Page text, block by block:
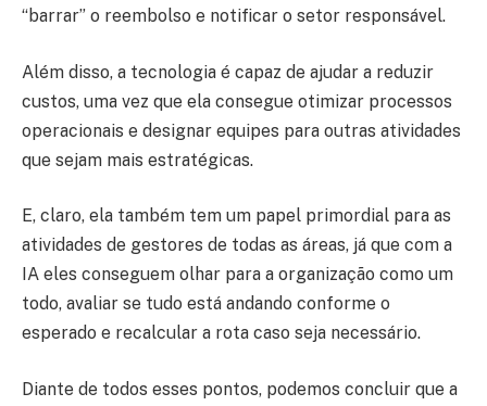
“barrar” o reembolso e notificar o setor responsável.
Além disso, a tecnologia é capaz de ajudar a reduzir
custos, uma vez que ela consegue otimizar processos
operacionais e designar equipes para outras atividades
que sejam mais estratégicas.
E, claro, ela também tem um papel primordial para as
atividades de gestores de todas as áreas, já que com a
IA eles conseguem olhar para a organização como um
todo, avaliar se tudo está andando conforme o
esperado e recalcular a rota caso seja necessário.
Diante de todos esses pontos, podemos concluir que a